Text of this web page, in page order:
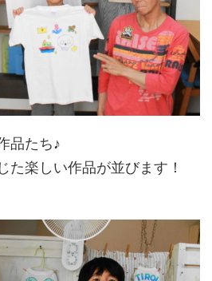
品たち♪
た楽しい作品が並びます！